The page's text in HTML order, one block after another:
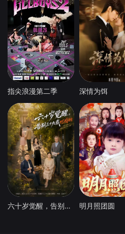
指尖浪漫第二季 深情为饵
六十岁觉醒，告别三十九载烂婚姻 明月照团圆